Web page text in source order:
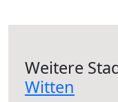
Weitere
Witten